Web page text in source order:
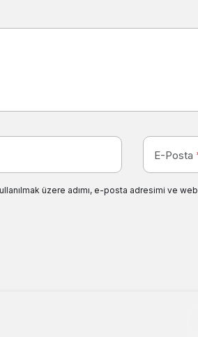
E-Posta
üzere adımı, e-posta adresimi ve